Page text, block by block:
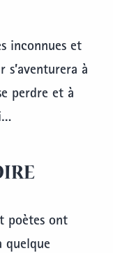
inconnues et
s’aventurera à
perdre et à
poètes ont
quelque